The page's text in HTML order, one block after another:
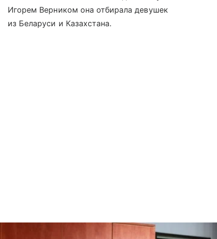
Игорем Верником она отбирала девушек
из Беларуси и Казахстана.